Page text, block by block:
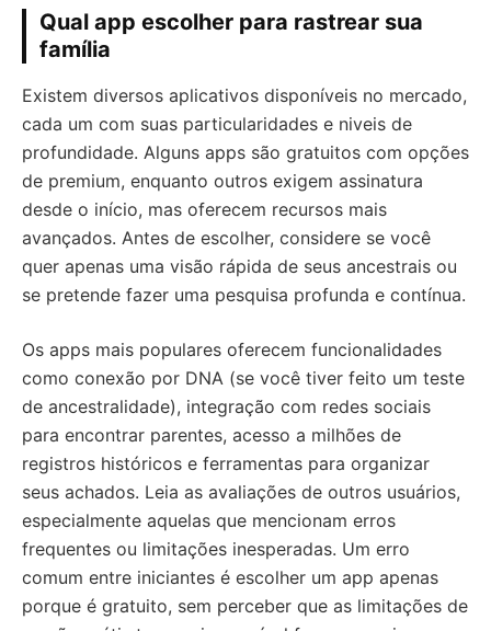
Qual app escolher para rastrear sua
família
Existem diversos aplicativos disponíveis no mercado,
cada um com suas particularidades e niveis de
profundidade. Alguns apps são gratuitos com opções
de premium, enquanto outros exigem assinatura
desde o início, mas oferecem recursos mais
avançados. Antes de escolher, considere se você
quer apenas uma visão rápida de seus ancestrais ou
se pretende fazer uma pesquisa profunda e contínua.
Os apps mais populares oferecem funcionalidades
como conexão por DNA (se você tiver feito um teste
de ancestralidade), integração com redes sociais
para encontrar parentes, acesso a milhões de
registros históricos e ferramentas para organizar
seus achados. Leia as avaliações de outros usuários,
especialmente aquelas que mencionam erros
frequentes ou limitações inesperadas. Um erro
comum entre iniciantes é escolher um app apenas
porque é gratuito, sem perceber que as limitações de